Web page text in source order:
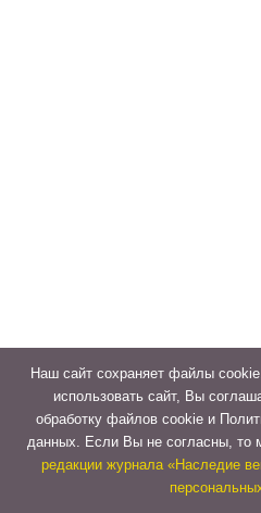
Наш сайт сохраняет файлы
использовать сайт, Вы
обработку файлов cookie и
данных. Если Вы не согласны, то
редакции журнала «Наследие